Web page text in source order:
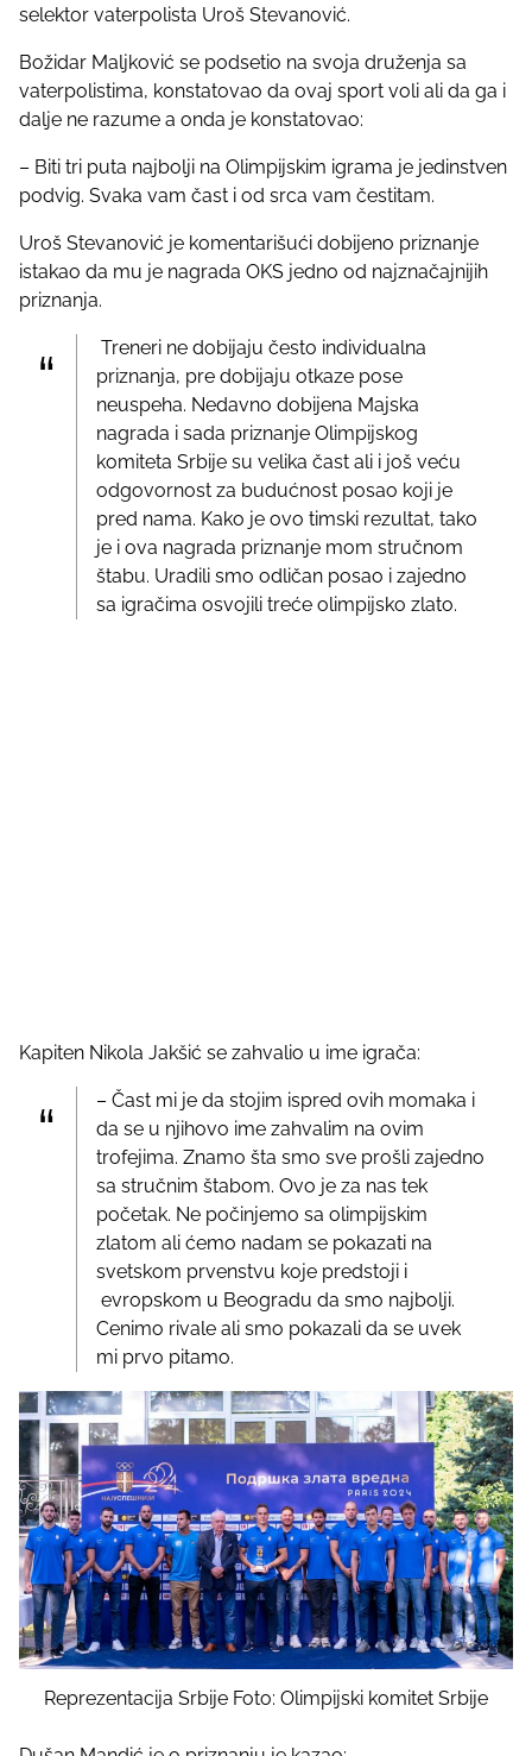
selektor vaterpolista Uroš Stevanović.
Božidar Maljković se podsetio na svoja druženja sa
vaterpolistima, konstatovao da ovaj sport voli ali da ga i
dalje ne razume a onda je konstatovao:
– Biti tri puta najbolji na Olimpijskim igrama je jedinstven
podvig. Svaka vam čast i od srca vam čestitam.
Uroš Stevanović je komentarišući dobijeno priznanje
istakao da mu je nagrada OKS jedno od najznačajnijih
priznanja.
Treneri ne dobijaju često individualna
priznanja, pre dobijaju otkaze pose
neuspeha. Nedavno dobijena Majska
nagrada i sada priznanje Olimpijskog
komiteta Srbije su velika čast ali i još veću
odgovornost za budućnost posao koji je
pred nama. Kako je ovo timski rezultat, tako
je i ova nagrada priznanje mom stručnom
štabu. Uradili smo odličan posao i zajedno
sa igračima osvojili treće olimpijsko zlato.
Kapiten Nikola Jakšić se zahvalio u ime igrača:
– Čast mi je da stojim ispred ovih momaka i
da se u njihovo ime zahvalim na ovim
trofejima. Znamo šta smo sve prošli zajedno
sa stručnim štabom. Ovo je za nas tek
početak. Ne počinjemo sa olimpijskim
zlatom ali ćemo nadam se pokazati na
svetskom prvenstvu koje predstoji i
evropskom u Beogradu da smo najbolji.
Cenimo rivale ali smo pokazali da se uvek
mi prvo pitamo.
Reprezentacija Srbije Foto: Olimpijski komitet Srbije